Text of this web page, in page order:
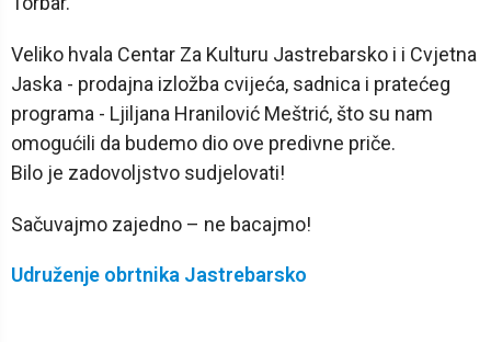
Veliko hvala Centar Za Kulturu Jastrebarsko i i Cvjetna
Jaska - prodajna izložba cvijeća, sadnica i pratećeg
programa - Ljiljana Hranilović Meštrić, što su nam
omogućili da budemo dio ove predivne priče.
Bilo je zadovoljstvo sudjelovati!
Sačuvajmo zajedno – ne bacajmo!
Udruženje obrtnika Jastrebarsko